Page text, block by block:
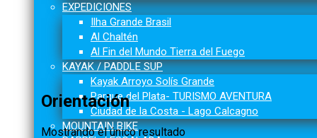
EXPEDICIONES
Ilha Grande Brasil
Al Chaltén
Al Fin del Mundo Tierra del Fuego
KAYAK / PADDLE SUP
Kayak Arroyo Solís Grande
Parque del Plata- TURISMO AVENTURA
Ciudad de la Costa - Lago Calcagno
MOUNTAIN BIKE
Orientación
Mostrando el único resultado